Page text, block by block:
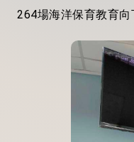
264場海洋保育教育向